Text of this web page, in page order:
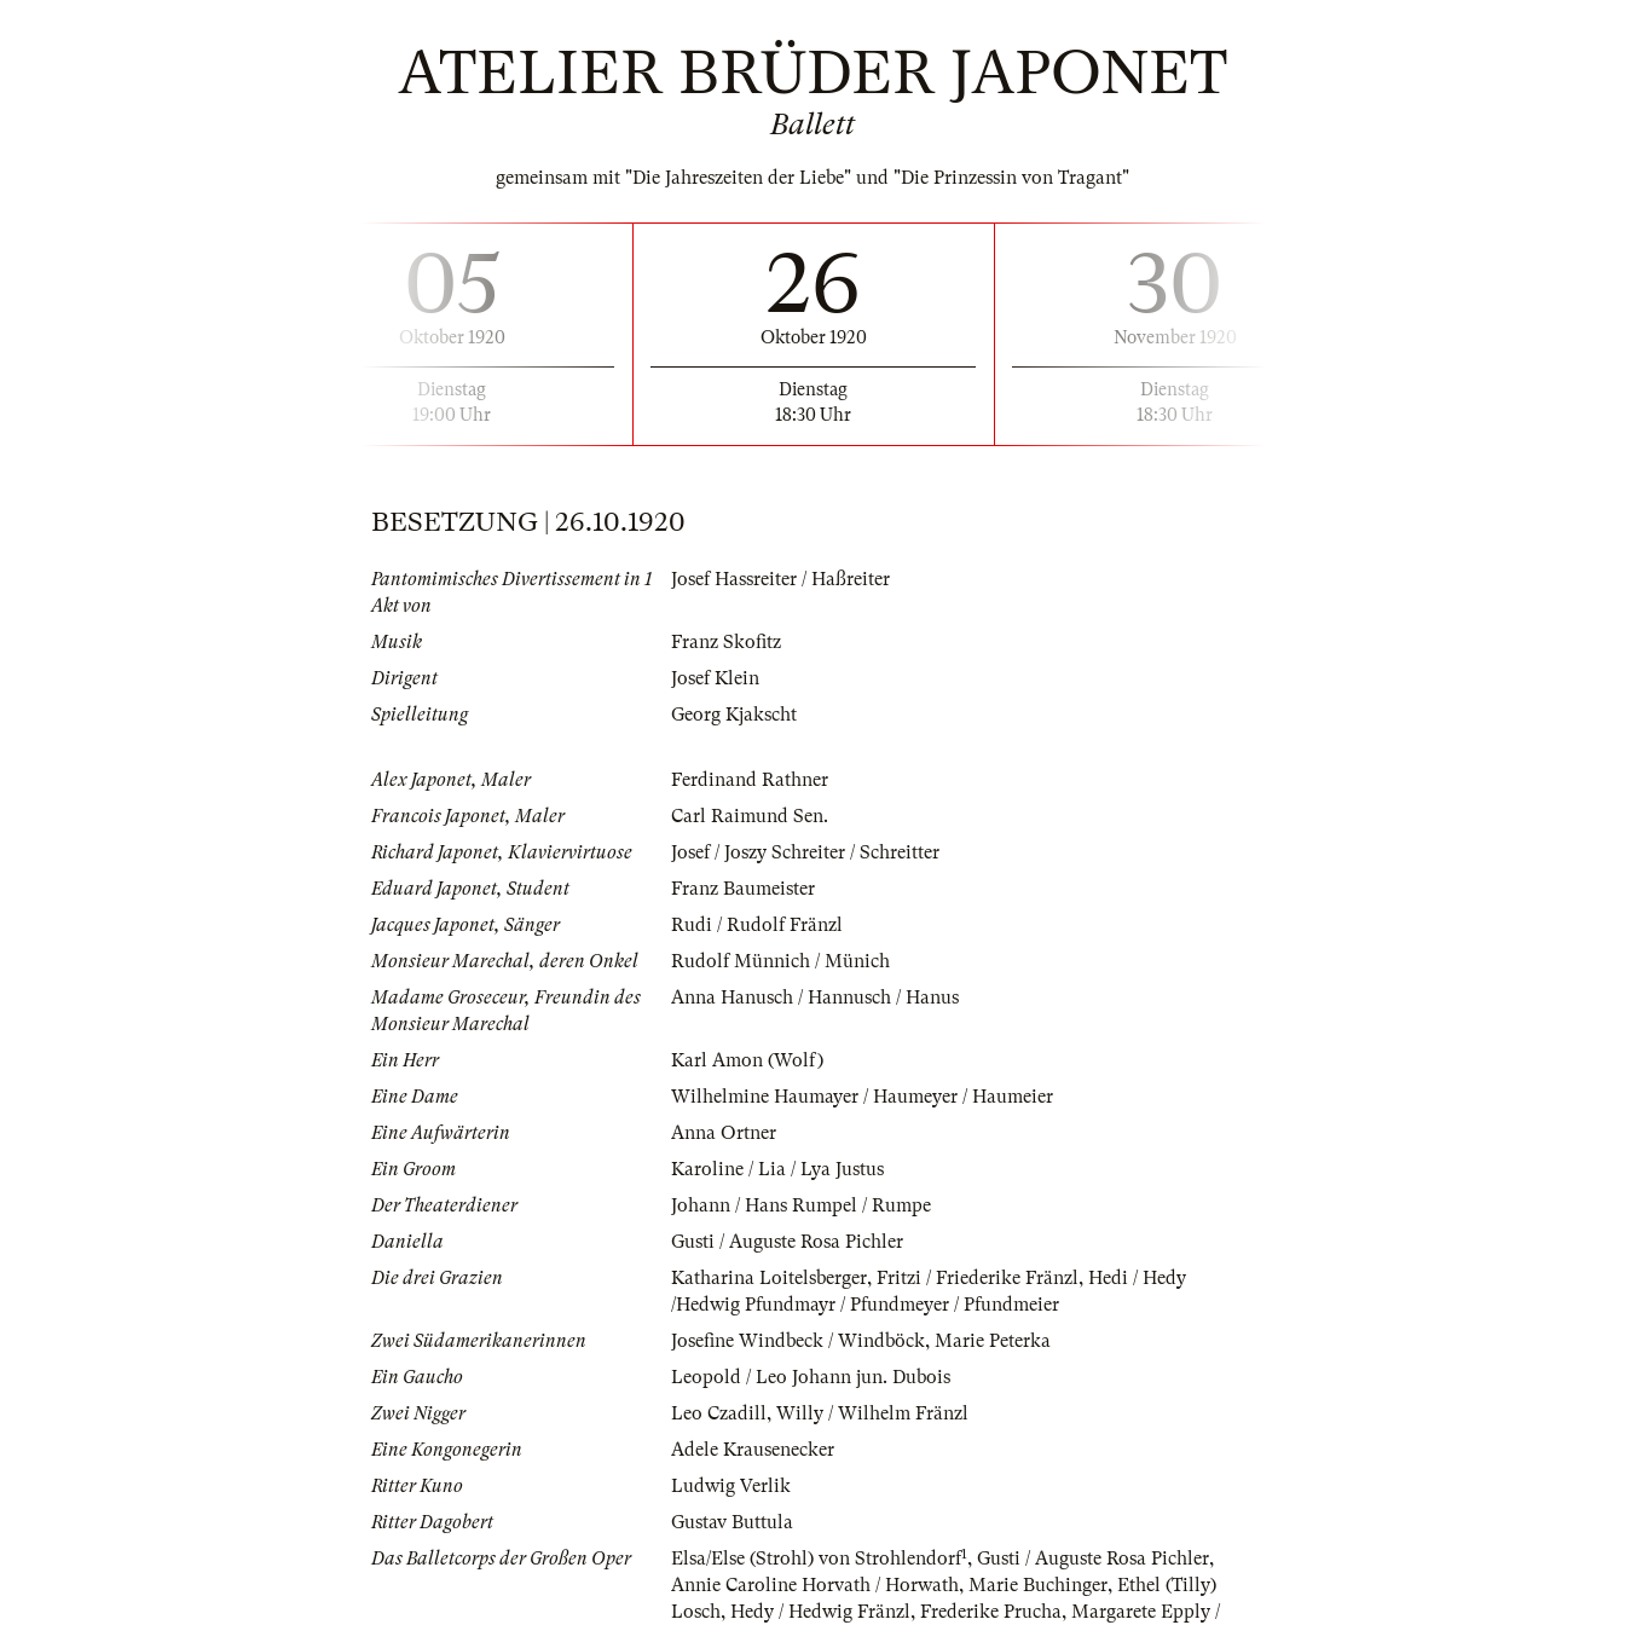
ATELIER BRÜDER JAPONET
Ballett
gemeinsam mit "Die Jahreszeiten der Liebe" und "Die Prinzessin von Tragant"
05
Oktober 1920
Dienstag
19:00 Uhr
26
Oktober 1920
Dienstag
18:30 Uhr
30
November 1920
Dienstag
18:30 Uhr
BESETZUNG | 26.10.1920
Pantomimisches Divertissement in 1
Akt von
Josef Hassreiter / Haßreiter
Musik
Franz Skofitz
Dirigent
Josef Klein
Spielleitung
Georg Kjakscht
Alex Japonet, Maler
Ferdinand Rathner
Francois Japonet, Maler
Carl Raimund Sen.
Richard Japonet, Klaviervirtuose
Josef / Joszy Schreiter / Schreitter
Eduard Japonet, Student
Franz Baumeister
Jacques Japonet, Sänger
Rudi / Rudolf Fränzl
Monsieur Marechal, deren Onkel
Rudolf Münnich / Münich
Madame Groseceur, Freundin des
Monsieur Marechal
Anna Hanusch / Hannusch / Hanus
Ein Herr
Karl Amon (Wolf)
Eine Dame
Wilhelmine Haumayer / Haumeyer / Haumeier
Eine Aufwärterin
Anna Ortner
Ein Groom
Karoline / Lia / Lya Justus
Der Theaterdiener
Johann / Hans Rumpel / Rumpe
Daniella
Gusti / Auguste Rosa Pichler
Die drei Grazien
Katharina Loitelsberger, Fritzi / Friederike Fränzl, Hedi / Hedy
/Hedwig Pfundmayr / Pfundmeyer / Pfundmeier
Zwei Südamerikanerinnen
Josefine Windbeck / Windböck, Marie Peterka
Ein Gaucho
Leopold / Leo Johann jun. Dubois
Zwei Nigger
Leo Czadill, Willy / Wilhelm Fränzl
Eine Kongonegerin
Adele Krausenecker
Ritter Kuno
Ludwig Verlik
Ritter Dagobert
Gustav Buttula
Das Balletcorps der Großen Oper
Elsa/Else (Strohl) von Strohlendorf1, Gusti / Auguste Rosa Pichler,
Annie Caroline Horvath / Horwath, Marie Buchinger, Ethel (Tilly)
Losch, Hedy / Hedwig Fränzl, Frederike Prucha, Margarete Epply /